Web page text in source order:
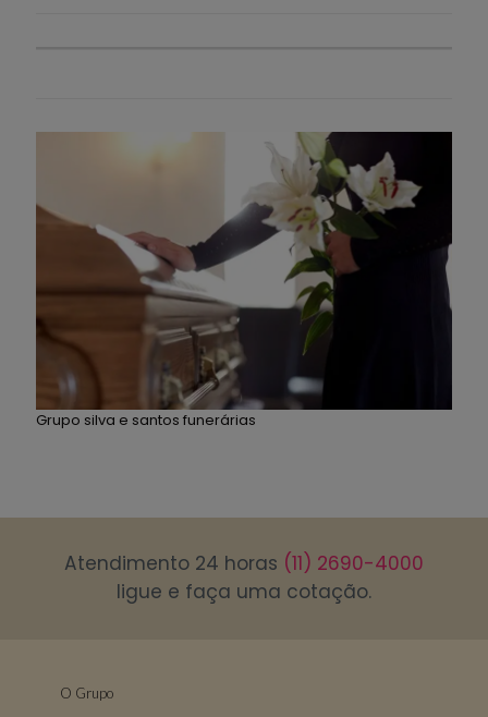
Grupo silva e santos funerárias
Atendimento 24 horas (11) 2690-4000
ligue e faça uma cotação.
O Grupo